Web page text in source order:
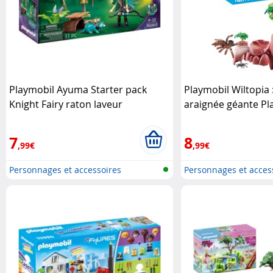
Playmobil Ayuma Starter pack
Knight Fairy raton laveur
7,99€
Personnages et accessoires
Playmobil Wiltopia
araignée géante
8,99€
Personnages et